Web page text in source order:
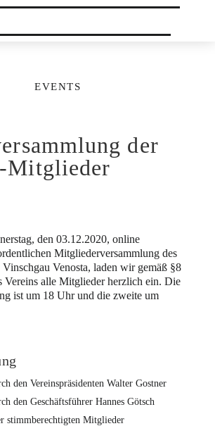
EVENTS
der
Mitglieder
den 03.12.2020, online
Mitgliederversammlung des
Venosta, laden wir gemäß §8
Vereins alle Mitglieder herzlich ein. Die
ist um 18 Uhr und die zweite um
den Vereinspräsidenten Walter Gostner
den Geschäftsführer Hannes Götsch
stimmberechtigten Mitglieder